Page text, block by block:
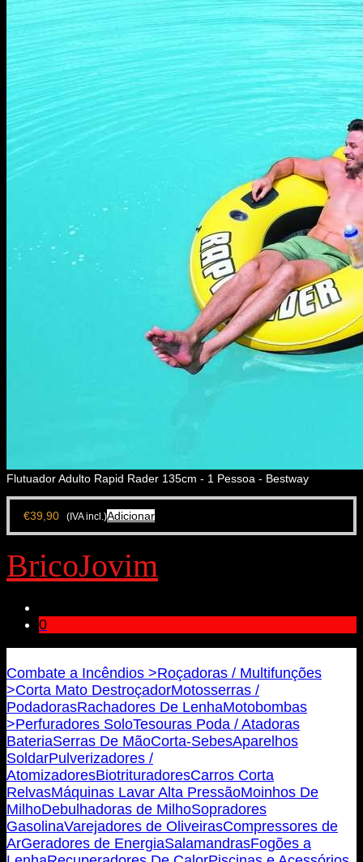
Flutuador Adulto Rapid Rader 135cm - 1 Pessoa - Bestway
€39,90 (IVA incl.)Adicionar
BricoJovim
0
Combate a Incêndios >Roçadoras / Multifunções
>Corta Mato DestroçadorMotosserras /
PodadorasRachadores De LenhaMotobombas
>Perfuradores SoloTesouras Poda / Atadoras
BateriaSerras De MãoCorta-SebesAparelhos
SoldarPulverizadores /
AtomizadoresBiotrituradoresCarros Corta
RelvasMáquinas Lavar Alta PressãoMoinhos De
MilhoDebulhadoras de MilhoSopradores
GasolinaVarejadores de OliveirasCompressores de
ArGeradores de EnergiaSalamandrasFogões a